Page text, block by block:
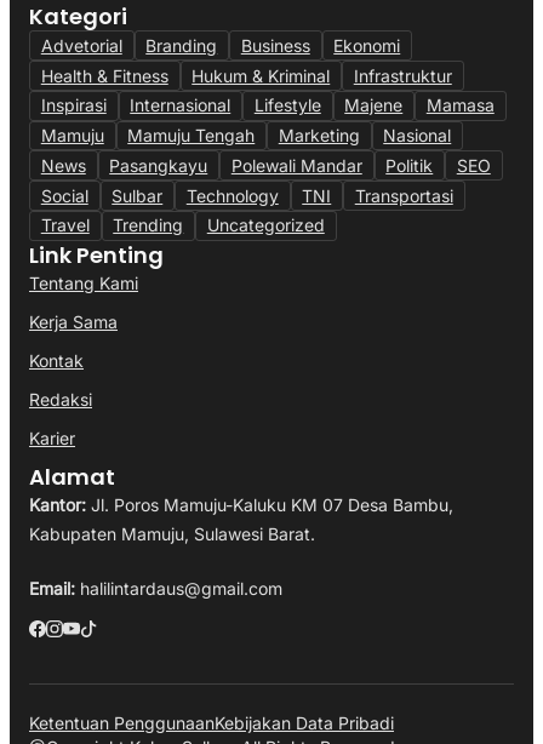
Kategori
Advetorial Branding Business
Ekonomi
Health & Fitness
Hukum & Kriminal
Infrastruktur
Inspirasi
Internasional Lifestyle Majene
Mamasa
Mamuju
Mamuju Tengah Marketing
Nasional
News
Pasangkayu Polewali Mandar Politik
SEO
Social
Sulbar Technology TNI
Transportasi
Travel
Trending Uncategorized
Link Penting
Tentang Kami
Kerja Sama
Kontak
Redaksi
Karier
Alamat
Kantor: Jl. Poros Mamuju-Kaluku KM 07 Desa Bambu,
Kabupaten Mamuju, Sulawesi Barat.
Email: halilintardaus@gmail.com
Ketentuan PenggunaanKebijakan Data Pribadi